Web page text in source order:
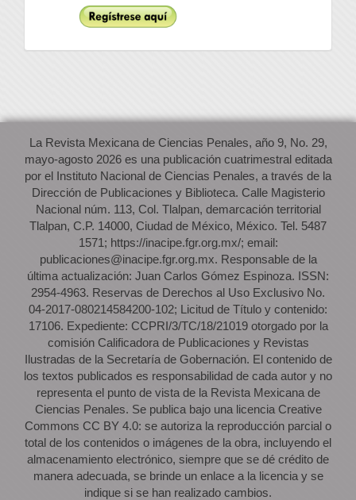
La Revista Mexicana de Ciencias Penales, año 9, No. 29,
mayo-agosto 2026 es una publicación cuatrimestral editada
por el Instituto Nacional de Ciencias Penales, a través de la
Dirección de Publicaciones y Biblioteca. Calle Magisterio
Nacional núm. 113, Col. Tlalpan, demarcación territorial
Tlalpan, C.P. 14000, Ciudad de México, México. Tel. 5487
1571; https://inacipe.fgr.org.mx/; email:
publicaciones@inacipe.fgr.org.mx. Responsable de la
última actualización: Juan Carlos Gómez Espinoza. ISSN:
2954-4963. Reservas de Derechos al Uso Exclusivo No.
04-2017-080214584200-102; Licitud de Título y contenido:
17106. Expediente: CCPRI/3/TC/18/21019 otorgado por la
comisión Calificadora de Publicaciones y Revistas
Ilustradas de la Secretaría de Gobernación. El contenido de
los textos publicados es responsabilidad de cada autor y no
representa el punto de vista de la Revista Mexicana de
Ciencias Penales. Se publica bajo una licencia Creative
Commons CC BY 4.0: se autoriza la reproducción parcial o
total de los contenidos o imágenes de la obra, incluyendo el
almacenamiento electrónico, siempre que se dé crédito de
manera adecuada, se brinde un enlace a la licencia y se
indique si se han realizado cambios.